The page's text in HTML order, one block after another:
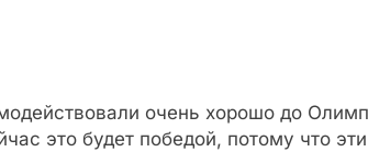
очень хорошо до
это будет победой, потому что